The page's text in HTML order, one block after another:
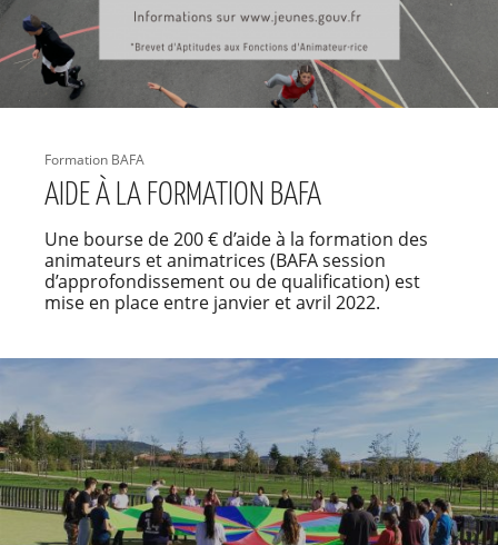
Formation BAFA
AIDE À LA FORMATION BAFA
Une bourse de 200 € d’aide à la formation des
animateurs et animatrices (BAFA session
d’approfondissement ou de qualification) est
mise en place entre janvier et avril 2022.